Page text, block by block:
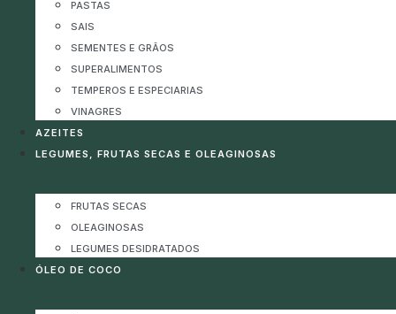
PASTAS
SAIS
SEMENTES E GRÃOS
SUPERALIMENTOS
TEMPEROS E ESPECIARIAS
VINAGRES
AZEITES
LEGUMES, FRUTAS SECAS E OLEAGINOSAS
FRUTAS SECAS
OLEAGINOSAS
LEGUMES DESIDRATADOS
ÓLEO DE COCO